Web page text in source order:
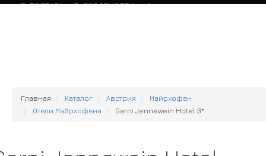
Г. ПОЛТАВА, УЛ. СОБОРНОСТИ, 77А
Главная Каталог Австрия
Майрхофен
Отели Майрхофена
Garni Jennewein Hotel 3*